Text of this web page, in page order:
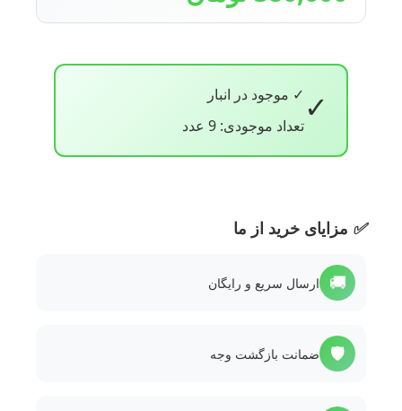
✓ ✓ موجود در انبار
تعداد موجودی: 9 عدد
✅ مزایای خرید از ما
🚚 ارسال سریع و رایگان
🛡️ ضمانت بازگشت وجه